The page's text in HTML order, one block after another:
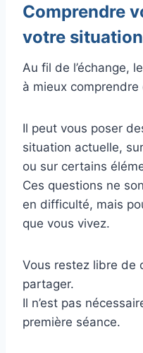
Comprendre
votre situation
Au fil de l’échange,
à mieux
Il peut vous poser
situation actuelle,
ou sur certains
Ces questions ne
en difficulté, mais
que vous vivez.
Vous restez libre de
partager.
Il n’est pas
première séance.